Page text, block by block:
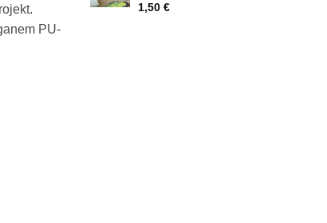
PU-
1,50 €